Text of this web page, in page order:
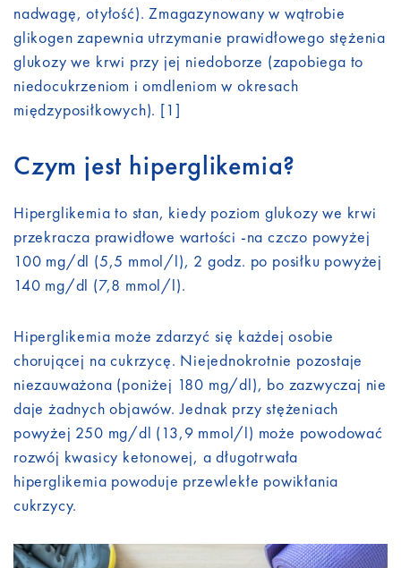
nadwagę, otyłość). Zmagazynowany w wątrobie
glikogen zapewnia utrzymanie prawidłowego stężenia
glukozy we krwi przy jej niedoborze (zapobiega to
niedocukrzeniom i omdleniom w okresach
międzyposiłkowych). [1]
Czym jest hiperglikemia?
Hiperglikemia to stan, kiedy poziom glukozy we krwi
przekracza prawidłowe wartości -na czczo powyżej
100 mg/dl (5,5 mmol/l), 2 godz. po posiłku powyżej
140 mg/dl (7,8 mmol/l).
Hiperglikemia może zdarzyć się każdej osobie
chorującej na cukrzycę. Niejednokrotnie pozostaje
niezauważona (poniżej 180 mg/dl), bo zazwyczaj nie
daje żadnych objawów. Jednak przy stężeniach
powyżej 250 mg/dl (13,9 mmol/l) może powodować
rozwój kwasicy ketonowej, a długotrwała
hiperglikemia powoduje przewlekłe powikłania
cukrzycy.